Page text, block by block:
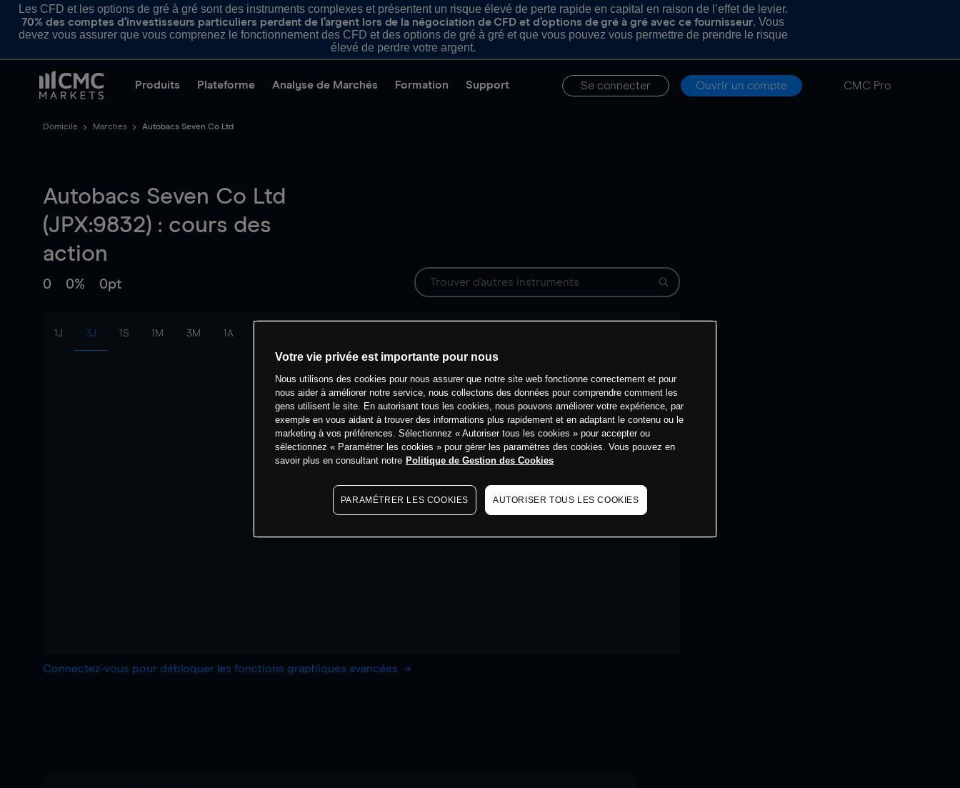
Les CFD et les options de gré à gré sont des instruments complexes et présentent un risque élevé de perte rapide en capital en raison de l’effet de levier.
70% des comptes d’investisseurs particuliers perdent de l’argent lors de la négociation de CFD et d’options de gré à gré avec ce fournisseur. Vous
devez vous assurer que vous comprenez le fonctionnement des CFD et des options de gré à gré et que vous pouvez vous permettre de prendre le risque
élevé de perdre votre argent.
Produits Plateforme Analyse de Marchés Formation Support Se connecter Ouvrir un compte CMC Pro
Domicile Marchés Autobacs Seven Co Ltd
Autobacs Seven Co Ltd
(JPX:9832) : cours des
action
0 0% 0pt
1J 3J 1S 1M 3M 1A
Connectez-vous pour débloquer les fonctions graphiques avancées
Votre vie privée est importante pour nous
Nous utilisons des cookies pour nous assurer que notre site web fonctionne correctement et pour
nous aider à améliorer notre service, nous collectons des données pour comprendre comment les
gens utilisent le site. En autorisant tous les cookies, nous pouvons améliorer votre expérience, par
exemple en vous aidant à trouver des informations plus rapidement et en adaptant le contenu ou le
marketing à vos préférences. Sélectionnez « Autoriser tous les cookies » pour accepter ou
sélectionnez « Paramétrer les cookies » pour gérer les paramètres des cookies. Vous pouvez en
savoir plus en consultant notre Politique de Gestion des Cookies
PARAMÉTRER LES COOKIES AUTORISER TOUS LES COOKIES